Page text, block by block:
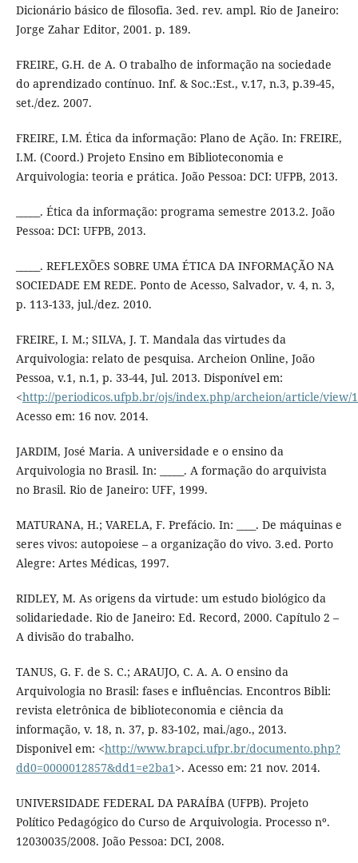
Dicionário básico de filosofia. 3ed. rev. ampl. Rio de Janeiro:
Jorge Zahar Editor, 2001. p. 189.
FREIRE, G.H. de A. O trabalho de informação na sociedade
do aprendizado contínuo. Inf. & Soc.:Est., v.17, n.3, p.39-45,
set./dez. 2007.
FREIRE, I.M. Ética da informação: Plano de Ação. In: FREIRE,
I.M. (Coord.) Projeto Ensino em Biblioteconomia e
Arquivologia: teoria e prática. João Pessoa: DCI: UFPB, 2013.
_____. Ética da informação: programa semestre 2013.2. João
Pessoa: DCI: UFPB, 2013.
_____. REFLEXÕES SOBRE UMA ÉTICA DA INFORMAÇÃO NA
SOCIEDADE EM REDE. Ponto de Acesso, Salvador, v. 4, n. 3,
p. 113-133, jul./dez. 2010.
FREIRE, I. M.; SILVA, J. T. Mandala das virtudes da
Arquivologia: relato de pesquisa. Archeion Online, João
Pessoa, v.1, n.1, p. 33-44, Jul. 2013. Disponível em:
<http://periodicos.ufpb.br/ojs/index.php/archeion/article/view/
Acesso em: 16 nov. 2014.
JARDIM, José Maria. A universidade e o ensino da
Arquivologia no Brasil. In: _____. A formação do arquivista
no Brasil. Rio de Janeiro: UFF, 1999.
MATURANA, H.; VARELA, F. Prefácio. In: ____. De máquinas e
seres vivos: autopoiese – a organização do vivo. 3.ed. Porto
Alegre: Artes Médicas, 1997.
RIDLEY, M. As origens da virtude: um estudo biológico da
solidariedade. Rio de Janeiro: Ed. Record, 2000. Capítulo 2 –
A divisão do trabalho.
TANUS, G. F. de S. C.; ARAUJO, C. A. A. O ensino da
Arquivologia no Brasil: fases e influências. Encontros Bibli:
revista eletrônica de biblioteconomia e ciência da
informação, v. 18, n. 37, p. 83-102, mai./ago., 2013.
Disponivel em: <http://www.brapci.ufpr.br/documento.php?
dd0=0000012857&dd1=e2ba1>. Acesso em: 21 nov. 2014.
UNIVERSIDADE FEDERAL DA PARAÍBA (UFPB). Projeto
Político Pedagógico do Curso de Arquivologia. Processo nº.
12030035/2008. João Pessoa: DCI, 2008.